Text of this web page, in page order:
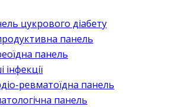
цукрового діабету
панель
панель
ревматоїдна панель
панель